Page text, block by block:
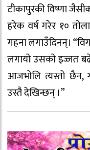
टीकापुरकी विष्णा
हरेक वर्ष गरेर १०
गहना लगाउँदिनन्।
लगायो उसको इज्जत
आजभोलि त्यस्तो छैन,
उस्तै देखिन्छन् ।”